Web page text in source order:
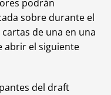
podrán
sobre durante el
de una en una
abrir el siguiente
del draft